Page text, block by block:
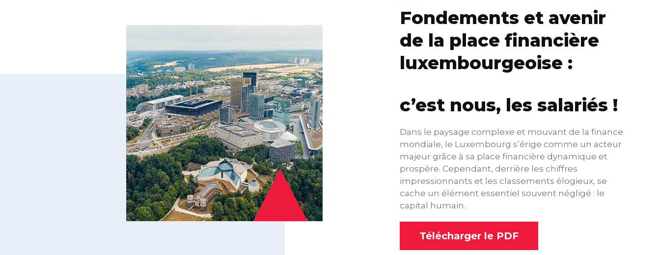
Fondements et avenir
de la place financière
luxembourgeoise :
c’est nous, les salariés !
Dans le paysage complexe et mouvant de la finance
mondiale, le Luxembourg s’érige comme un acteur
majeur grâce à sa place financière dynamique et
prospère. Cependant, derrière les chiffres
impressionnants et les classements élogieux, se
cache un élément essentiel souvent négligé : le
capital humain.
Télécharger le PDF